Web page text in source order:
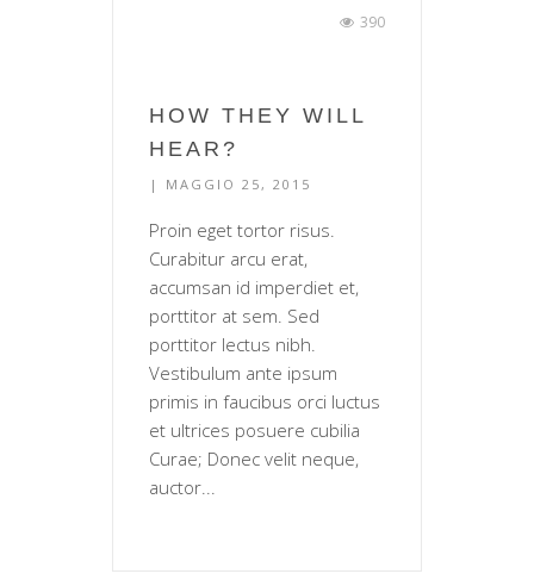
390
HOW THEY WILL
HEAR?
| MAGGIO 25, 2015
Proin eget tortor risus.
Curabitur arcu erat,
accumsan id imperdiet et,
porttitor at sem. Sed
porttitor lectus nibh.
Vestibulum ante ipsum
primis in faucibus orci luctus
et ultrices posuere cubilia
Curae; Donec velit neque,
auctor...